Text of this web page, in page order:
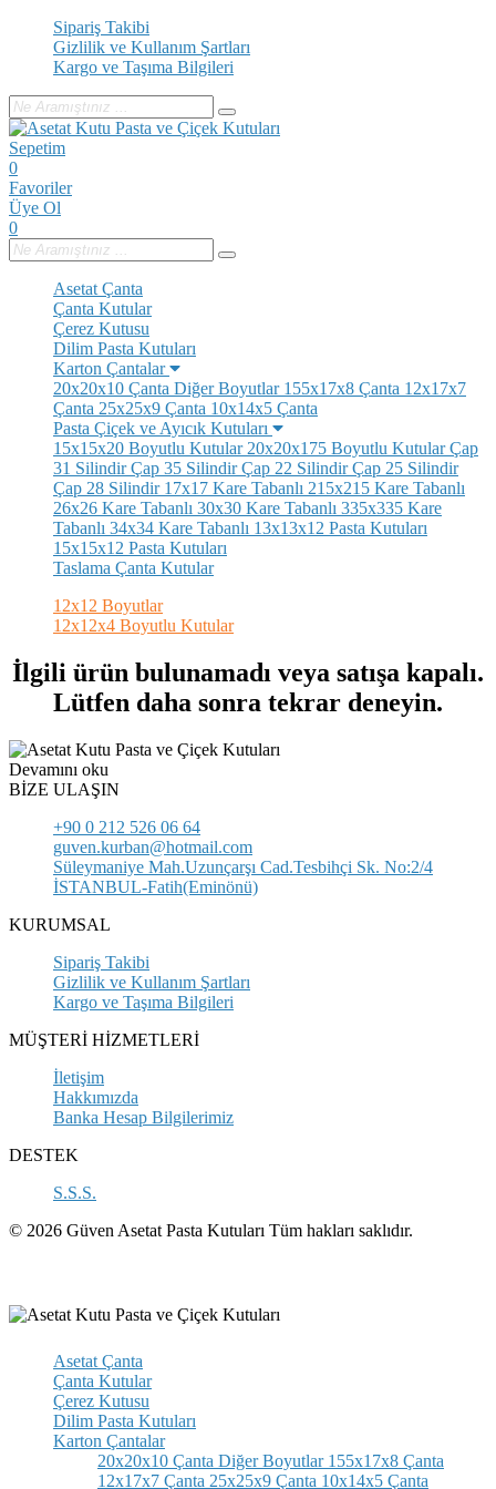
Sipariş Takibi
Gizlilik ve Kullanım Şartları
Kargo ve Taşıma Bilgileri
Sepetim
0
Favoriler
Üye Ol
0
Asetat Çanta
Çanta Kutular
Çerez Kutusu
Dilim Pasta Kutuları
Karton Çantalar
20x20x10 Çanta Diğer Boyutlar155x17x8 Çanta 12x17x7
Çanta 25x25x9 Çanta 10x14x5 Çanta
Pasta Çiçek ve Ayıcık Kutuları
15x15x20 Boyutlu Kutular20x20x175 Boyutlu KutularÇap
31 SilindirÇap 35 SilindirÇap 22 SilindirÇap 25 Silindir
Çap 28 Silindir17x17 Kare Tabanlı 215x215 Kare Tabanlı
26x26 Kare Tabanlı 30x30 Kare Tabanlı 335x335 Kare
Tabanlı 34x34 Kare Tabanlı 13x13x12 Pasta Kutuları
15x15x12 Pasta Kutuları
Taslama Çanta Kutular
12x12 Boyutlar
12x12x4 Boyutlu Kutular
İlgili ürün bulunamadı veya satışa kapalı.
Lütfen daha sonra tekrar deneyin.
Devamını oku
BİZE ULAŞIN
+90 0 212 526 06 64
guven.kurban@hotmail.com
Süleymaniye Mah.Uzunçarşı Cad.Tesbihçi Sk. No:2/4
İSTANBUL-Fatih(Eminönü)
KURUMSAL
Sipariş Takibi
Gizlilik ve Kullanım Şartları
Kargo ve Taşıma Bilgileri
MÜŞTERİ HİZMETLERİ
İletişim
Hakkımızda
Banka Hesap Bilgilerimiz
DESTEK
S.S.S.
© 2026 Güven Asetat Pasta Kutuları Tüm hakları saklıdır.
Asetat Çanta
Çanta Kutular
Çerez Kutusu
Dilim Pasta Kutuları
Karton Çantalar
20x20x10 Çanta Diğer Boyutlar155x17x8 Çanta
12x17x7 Çanta 25x25x9 Çanta 10x14x5 Çanta